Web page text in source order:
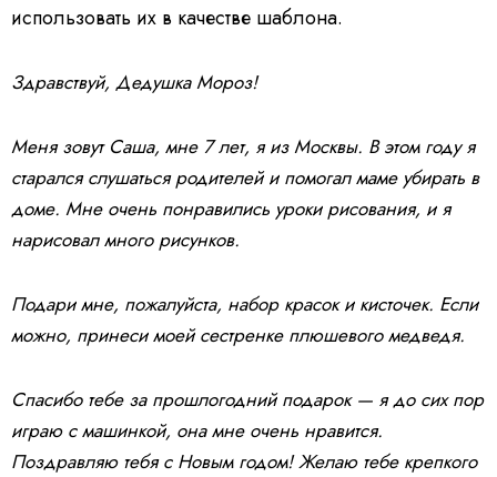
использовать их в качестве шаблона.
Здравствуй, Дедушка Мороз!
Меня зовут Саша, мне 7 лет, я из Москвы. В этом году я
старался слушаться родителей и помогал маме убирать в
доме. Мне очень понравились уроки рисования, и я
нарисовал много рисунков.
Подари мне, пожалуйста, набор красок и кисточек. Если
можно, принеси моей сестренке плюшевого медведя.
Спасибо тебе за прошлогодний подарок — я до сих пор
играю с машинкой, она мне очень нравится.
Поздравляю тебя с Новым годом! Желаю тебе крепкого